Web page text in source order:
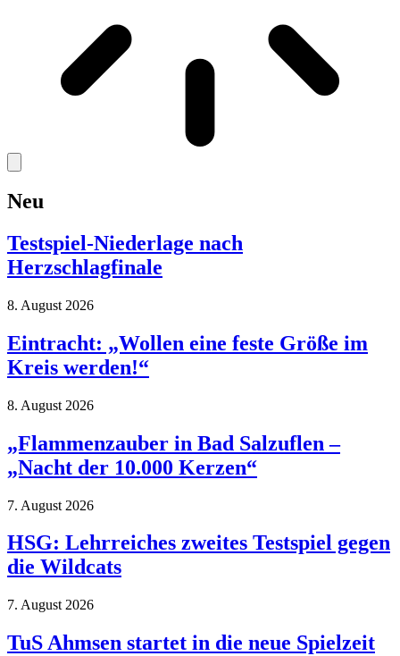
Neu
Testspiel-Niederlage nach
Herzschlagfinale
8. August 2026
Eintracht: „Wollen eine feste Größe im
Kreis werden!“
8. August 2026
„Flammenzauber in Bad Salzuflen –
„Nacht der 10.000 Kerzen“
7. August 2026
HSG: Lehrreiches zweites Testspiel gegen
die Wildcats
7. August 2026
TuS Ahmsen startet in die neue Spielzeit